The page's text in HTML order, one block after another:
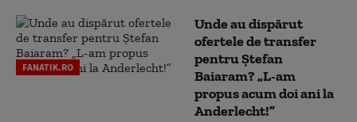
FANATIK.RO
Unde au dispărut
ofertele de transfer
pentru Ștefan
Baiaram? „L-am
propus acum doi ani la
Anderlecht!”